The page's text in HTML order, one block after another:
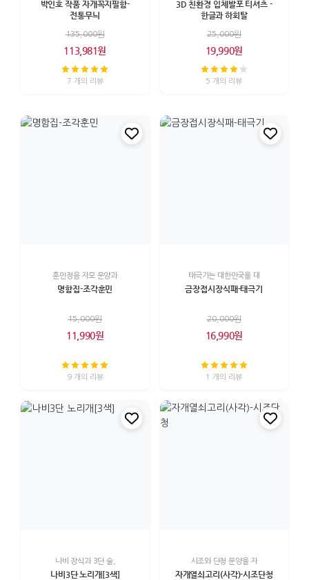
박인호 작품 자개꼭지필함-
전통무늬
135,000원
113,981원
7 개의 리뷰
3D 친환경 입체발포 티셔츠 -
한글과 하회탈
25,000원
19,990원
5 개의 리뷰
훈민정음 자모 문양과
명함집-조각훈민
15,000원
11,990원
9 개의 리뷰
태극기는 대한민국을 대
금장접시장식패-태극기
20,000원
16,990원
1 개의 리뷰
나비 장식과 3단 술,
나비3단 노리개[3색]
시조와 단청 문양을 자
자개열쇠고리(사각)-시조단청